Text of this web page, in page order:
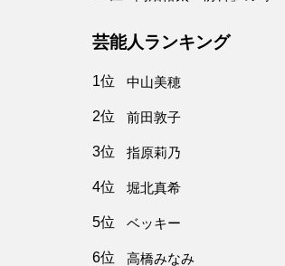
芸能人ランキング
1位 中山美穂
2位 前田敦子
3位 指原莉乃
4位 堀北真希
5位 ベッキー
6位 高橋みなみ